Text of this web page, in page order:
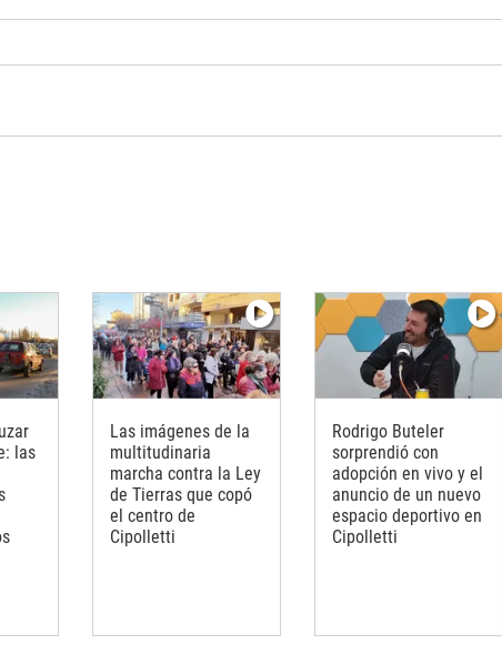
las
Las imágenes de la
multitudinaria
marcha contra la Ley
de Tierras que copó
el centro de
Cipolletti
Rodrigo Buteler
sorprendió con
adopción en vivo y el
anuncio de un nuevo
espacio deportivo en
Cipolletti